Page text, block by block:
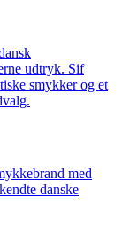
udtryk. Sif
smykker og et
med
danske